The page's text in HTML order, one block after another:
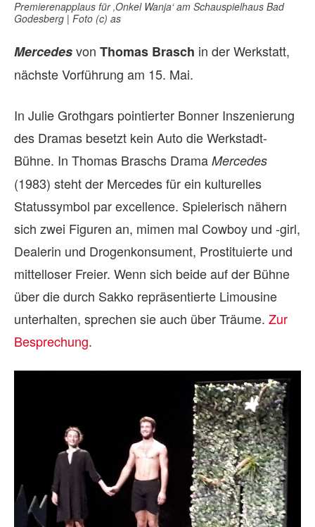
Premierenapplaus für ‚Onkel Wanja‘ am Schauspielhaus Bad
Godesberg | Foto (c) as
Mercedesvon Thomas Brasch in der Werkstatt,
nächste Vorführung am 15. Mai.
In Julie Grothgars pointierter Bonner Inszenierung
des Dramas besetzt kein Auto die Werkstadt-
Bühne. In Thomas Braschs Drama Mercedes
(1983) steht der Mercedes für ein kulturelles
Statussymbol par excellence. Spielerisch nähern
sich zwei Figuren an, mimen mal Cowboy und -girl,
Dealerin und Drogenkonsument, Prostituierte und
mittelloser Freier. Wenn sich beide auf der Bühne
über die durch Sakko repräsentierte Limousine
unterhalten, sprechen sie auch über Träume. Zur
Besprechung.